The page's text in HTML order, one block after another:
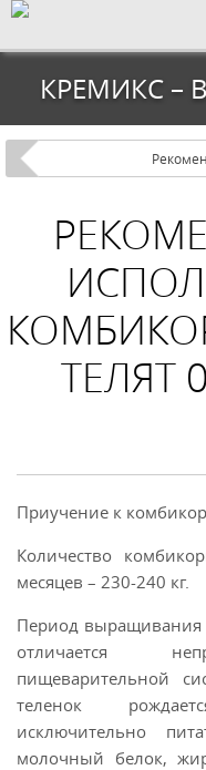
КРЕМИКС –
ТЕЛЯТ
Приучение к
Количество
месяцев – 230-240 кг.
Период выращивания
отличается
пищеварительной
теленок
исключительно
молочный белок,